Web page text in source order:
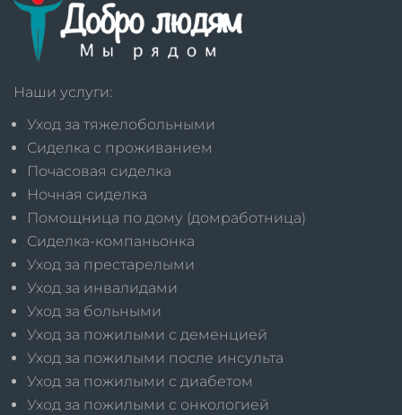
Наши услуги:
Уход за тяжелобольными
Сиделка с проживанием
Почасовая сиделка
Ночная сиделка
Помощница по дому (домработница)
Сиделка-компаньонка
Уход за престарелыми
Уход за инвалидами
Уход за больными
Уход за пожилыми с деменцией
Уход за пожилыми после инсульта
Уход за пожилыми с диабетом
Уход за пожилыми с онкологией